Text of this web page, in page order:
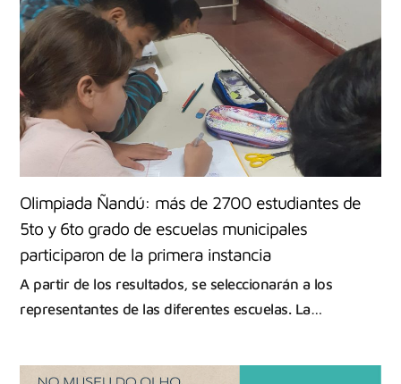
Olimpiada Ñandú: más de 2700 estudiantes de
5to y 6to grado de escuelas municipales
participaron de la primera instancia
A partir de los resultados, se seleccionarán a los
representantes de las diferentes escuelas. La…